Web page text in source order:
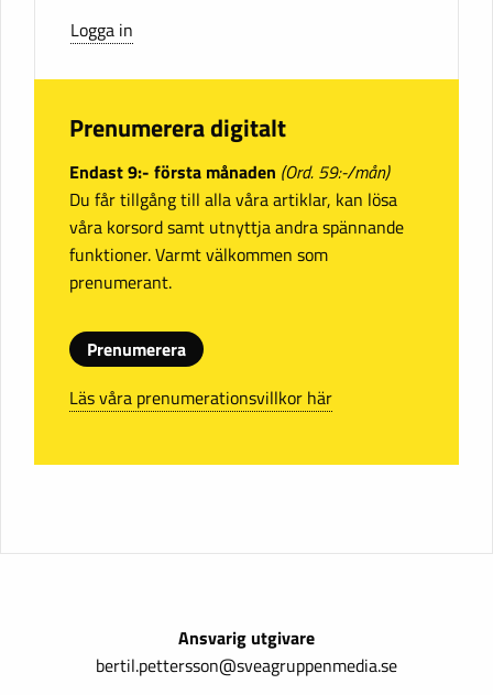
Logga in
Prenumerera digitalt
Endast 9:- första månaden (Ord. 59:-/mån)
Du får tillgång till alla våra artiklar, kan lösa
våra korsord samt utnyttja andra spännande
funktioner. Varmt välkommen som
prenumerant.
Prenumerera
Läs våra prenumerationsvillkor här
Ansvarig utgivare
bertil.pettersson@sveagruppenmedia.se